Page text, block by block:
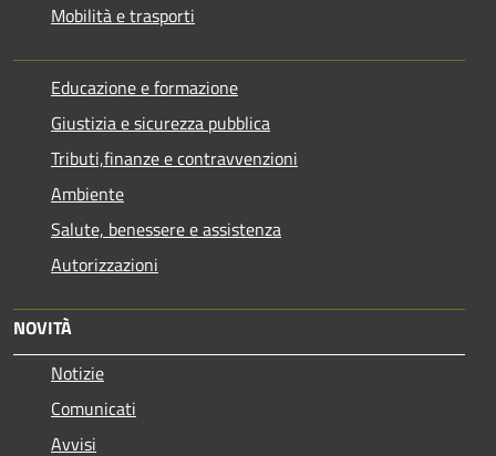
Mobilità e trasporti
Educazione e formazione
Giustizia e sicurezza pubblica
Tributi,finanze e contravvenzioni
Ambiente
Salute, benessere e assistenza
Autorizzazioni
NOVITÀ
Notizie
Comunicati
Avvisi